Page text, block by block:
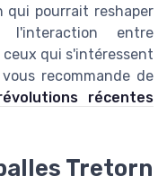
qui pourrait reshaper
l'interaction entre
ceux qui s'intéressent
recommande de
récentes
Tretorn